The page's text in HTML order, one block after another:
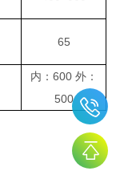
65
内：600 外：
500